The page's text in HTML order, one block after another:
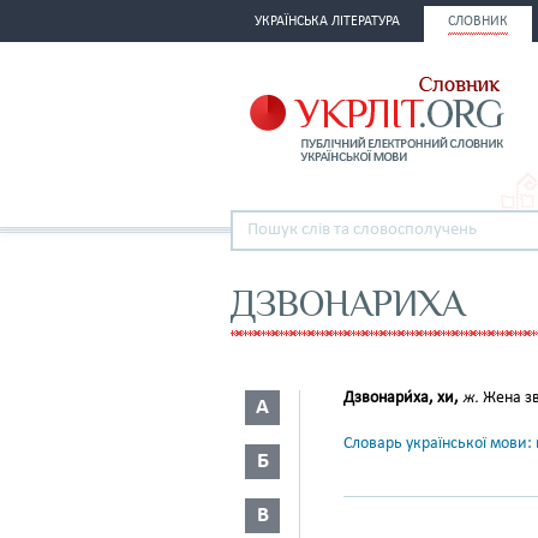
УКРАЇНСЬКА ЛІТЕРАТУРА СЛОВНИК
ДЗВОНАРИХА
А
Б
В
Дзвонари́ха, хи, ж. Жена
Словарь української